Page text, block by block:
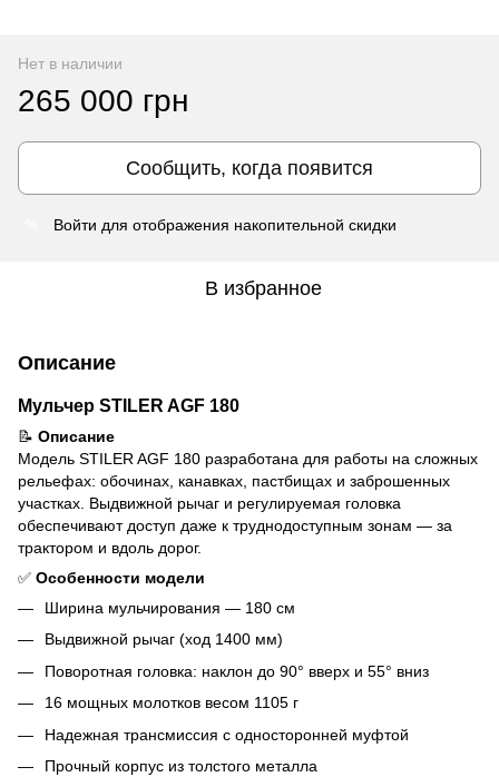
Нет в наличии
265 000 грн
Сообщить, когда появится
Войти для отображения накопительной скидки
В избранное
Описание
Мульчер STILER AGF 180
📝 Описание
Модель STILER AGF 180 разработана для работы на сложных
рельефах: обочинах, канавках, пастбищах и заброшенных
участках. Выдвижной рычаг и регулируемая головка
обеспечивают доступ даже к труднодоступным зонам — за
трактором и вдоль дорог.
✅ Особенности модели
Ширина мульчирования — 180 см
Выдвижной рычаг (ход 1400 мм)
Поворотная головка: наклон до 90° вверх и 55° вниз
16 мощных молотков весом 1105 г
Надежная трансмиссия с односторонней муфтой
Прочный корпус из толстого металла